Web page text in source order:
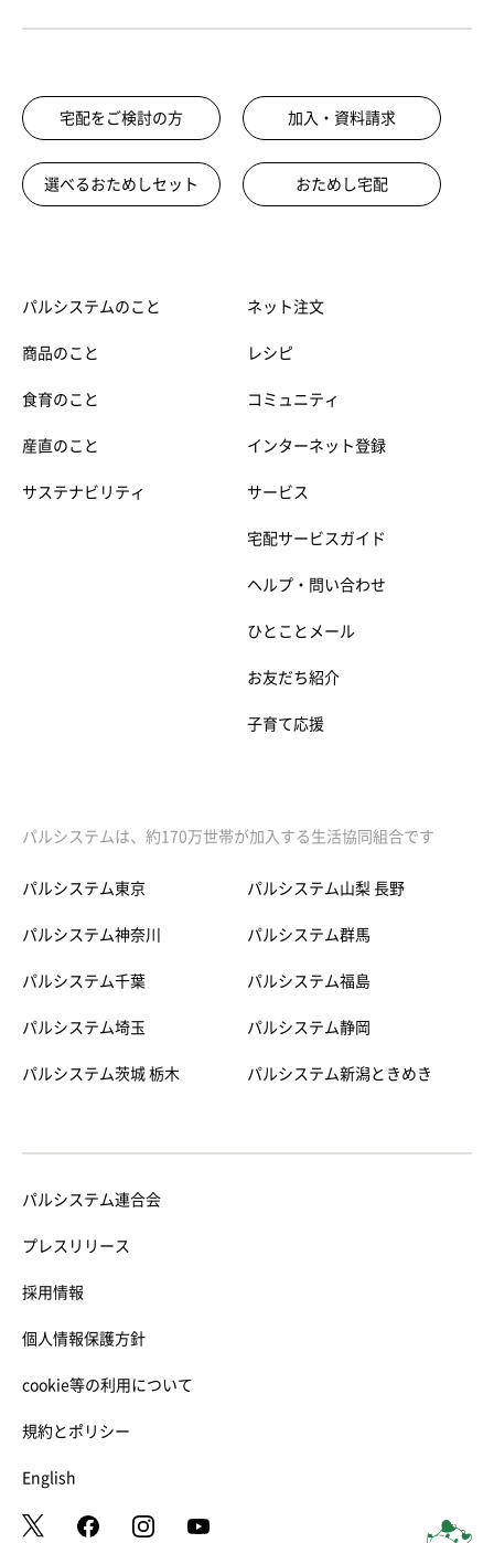
宅配をご検討の方 加入・資料請求
選べるおためしセット おためし宅配
パルシステムのこと
商品のこと
食育のこと
産直のこと
サステナビリティ
ネット注文
レシピ
コミュニティ
インターネット登録
サービス
宅配サービスガイド
ヘルプ・問い合わせ
ひとことメール
お友だち紹介
子育て応援
パルシステムは、約170万世帯が加入する生活協同組合です
パルシステム東京
パルシステム神奈川
パルシステム千葉
パルシステム埼玉
パルシステム茨城 栃木
パルシステム山梨 長野
パルシステム群馬
パルシステム福島
パルシステム静岡
パルシステム新潟ときめき
パルシステム連合会
プレスリリース
採用情報
個人情報保護方針
cookie等の利用について
規約とポリシー
English